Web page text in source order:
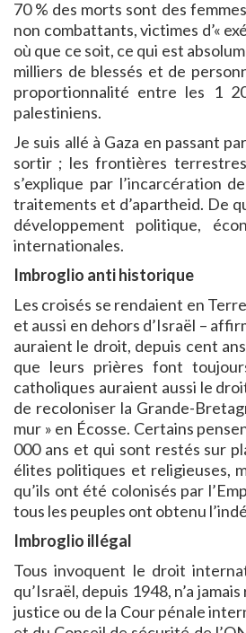
70 % des morts sont des
non combattants, victimes d’«
où que ce soit, ce qui est
milliers de blessés et de
proportionnalité entre les 1
palestiniens.
Je suis allé à Gaza en passant
sortir ; les frontières
s’explique par l’incarcération
traitements et d’apartheid. De
développement politique,
internationales.
Imbroglio anti historique
Les croisés se rendaient en
et aussi en dehors d’Israël –
auraient le droit, depuis cent
que leurs prières font
catholiques auraient aussi le
de recoloniser la Grande-
mur » en Écosse. Certains
000 ans et qui sont restés sur
élites politiques et religieuses,
qu’ils ont été colonisés par
tous les peuples ont obtenu
Imbroglio illégal
Tous invoquent le droit
qu’Israël, depuis 1948, n’a
justice ou de la Cour pénale